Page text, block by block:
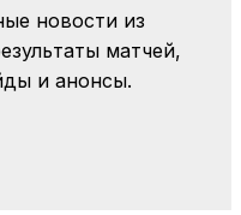
новости из
матчей,
и анонсы.